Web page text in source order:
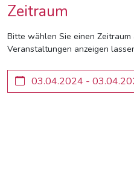
Zeitraum
Bitte wählen Sie einen Zeitraum
Veranstaltungen anzeigen